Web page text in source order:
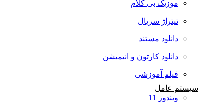
موزیک بی کلام
تیتراژ سریال
دانلود مستند
دانلود کارتون و انیمیشن
فیلم آموزشی
سیستم عامل
ویندوز 11